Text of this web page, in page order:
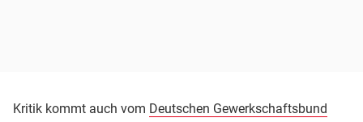
Kritik kommt auch vom Deutschen Gewerkschaftsbund